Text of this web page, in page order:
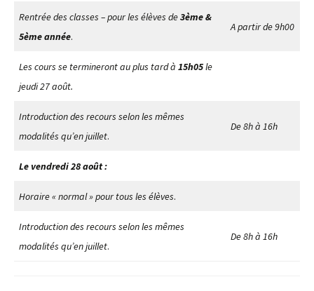
Rentrée des classes – pour les élèves de3ème &
5ème année.
A partir de 9h00
Les cours se termineront au plus tard à 15h05le
jeudi 27 août.
Introduction des recours selon les mêmes
modalités qu’en juillet.
De 8h à 16h
Le vendredi 28 août :
Horaire « normal » pour tous les élèves.
Introduction des recours selon les mêmes
modalités qu’en juillet.
De 8h à 16h